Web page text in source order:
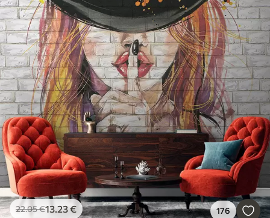
22.05€13.23€ 176